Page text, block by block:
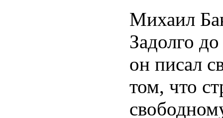
Михаил
Задолго
он писал
том, что